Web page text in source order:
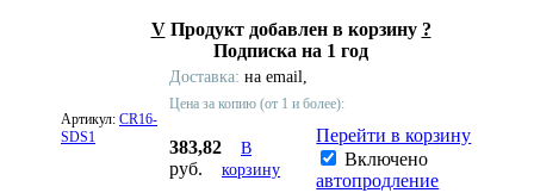
V Продукт добавлен в корзину ?
Подписка на 1 год
Артикул: CR16-
SDS1
Доставка: на email,
Цена за копию (от 1 и более):
383,82
руб.
В
корзину
Перейти в корзину
Включено
автопродление